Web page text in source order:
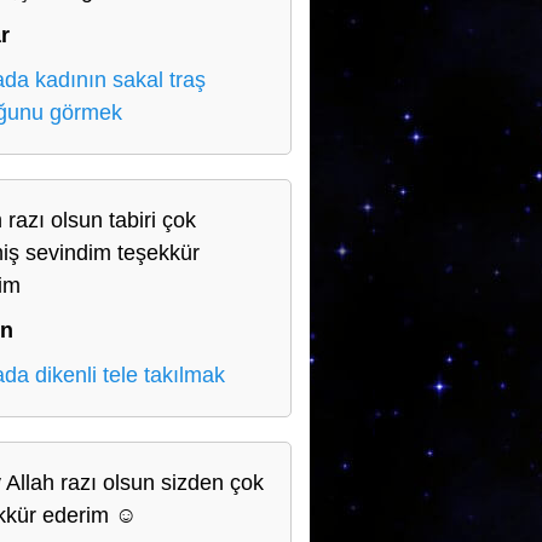
kadının sakal traş
görmek
razı olsun tabiri çok
sevindim teşekkür
dikenli tele takılmak
Allah razı olsun sizden çok
ederim ☺️